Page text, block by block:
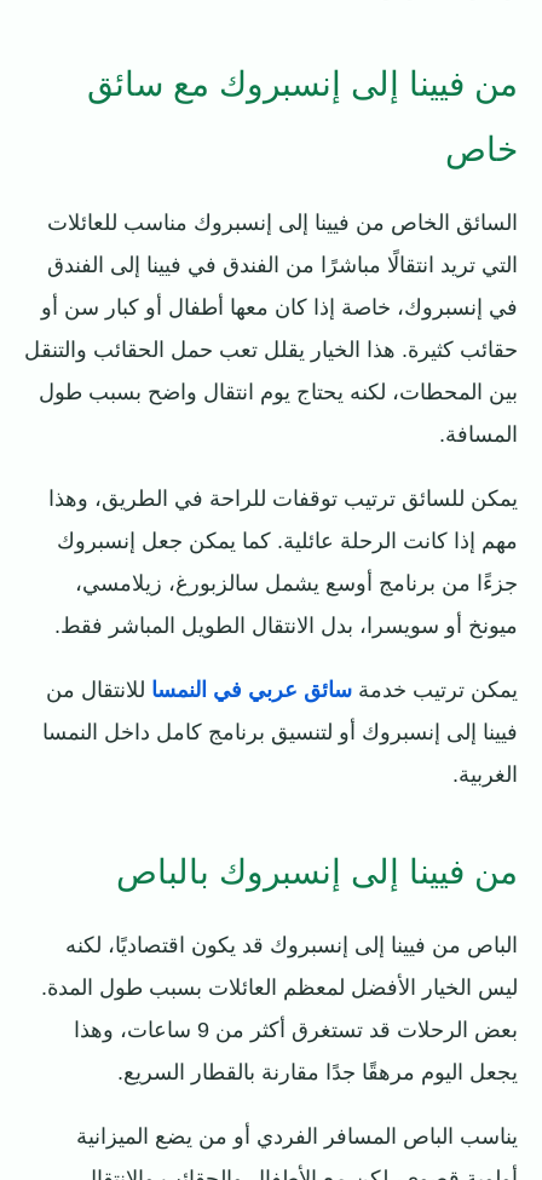
من فيينا إلى إنسبروك مع سائق
خاص
السائق الخاص من فيينا إلى إنسبروك مناسب للعائلات
التي تريد انتقالًا مباشرًا من الفندق في فيينا إلى الفندق
في إنسبروك، خاصة إذا كان معها أطفال أو كبار سن أو
حقائب كثيرة. هذا الخيار يقلل تعب حمل الحقائب والتنقل
بين المحطات، لكنه يحتاج يوم انتقال واضح بسبب طول
المسافة.
يمكن للسائق ترتيب توقفات للراحة في الطريق، وهذا
مهم إذا كانت الرحلة عائلية. كما يمكن جعل إنسبروك
جزءًا من برنامج أوسع يشمل سالزبورغ، زيلامسي،
ميونخ أو سويسرا، بدل الانتقال الطويل المباشر فقط.
يمكن ترتيب خدمة سائق عربي في النمسا للانتقال من
فيينا إلى إنسبروك أو لتنسيق برنامج كامل داخل النمسا
الغربية.
من فيينا إلى إنسبروك بالباص
الباص من فيينا إلى إنسبروك قد يكون اقتصاديًا، لكنه
ليس الخيار الأفضل لمعظم العائلات بسبب طول المدة.
بعض الرحلات قد تستغرق أكثر من 9 ساعات، وهذا
يجعل اليوم مرهقًا جدًا مقارنة بالقطار السريع.
يناسب الباص المسافر الفردي أو من يضع الميزانية